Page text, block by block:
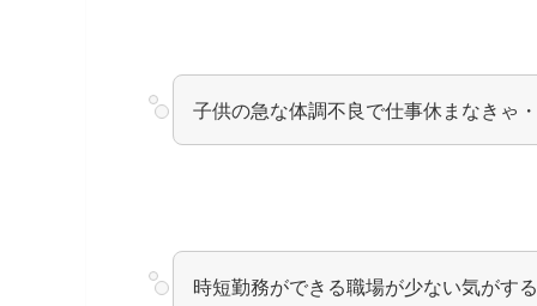
子供の急な体調不良で仕事休まなきゃ・
時短勤務ができる職場が少ない気がす